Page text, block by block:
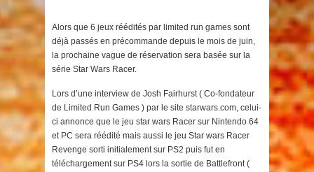
Alors que 6 jeux réédités par limited run games sont
déjà passés en précommande depuis le mois de juin,
la prochaine vague de réservation sera basée sur la
série Star Wars Racer.
Lors d’une interview de Josh Fairhurst ( Co-fondateur
de Limited Run Games ) par le site starwars.com, celui-
ci annonce que le jeu star wars Racer sur Nintendo 64
et PC sera réédité mais aussi le jeu Star wars Racer
Revenge sorti initialement sur PS2 puis fut en
téléchargement sur PS4 lors la sortie de Battlefront (